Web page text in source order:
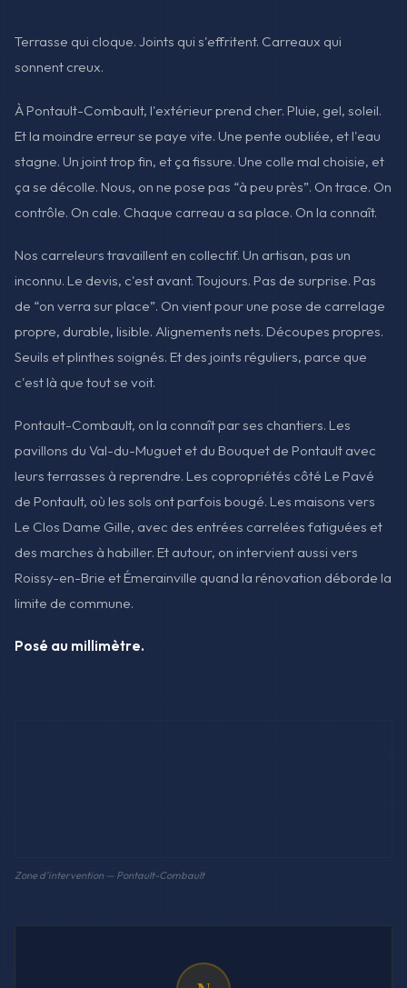
Terrasse qui cloque. Joints qui s'effritent. Carreaux qui
sonnent creux.
À Pontault-Combault, l'extérieur prend cher. Pluie, gel, soleil.
Et la moindre erreur se paye vite. Une pente oubliée, et l'eau
stagne. Un joint trop fin, et ça fissure. Une colle mal choisie, et
ça se décolle. Nous, on ne pose pas “à peu près”. On trace. On
contrôle. On cale. Chaque carreau a sa place. On la connaît.
Nos carreleurs travaillent en collectif. Un artisan, pas un
inconnu. Le devis, c'est avant. Toujours. Pas de surprise. Pas
de “on verra sur place”. On vient pour une pose de carrelage
propre, durable, lisible. Alignements nets. Découpes propres.
Seuils et plinthes soignés. Et des joints réguliers, parce que
c'est là que tout se voit.
Pontault-Combault, on la connaît par ses chantiers. Les
pavillons du Val-du-Muguet et du Bouquet de Pontault avec
leurs terrasses à reprendre. Les copropriétés côté Le Pavé
de Pontault, où les sols ont parfois bougé. Les maisons vers
Le Clos Dame Gille, avec des entrées carrelées fatiguées et
des marches à habiller. Et autour, on intervient aussi vers
Roissy-en-Brie et Émerainville quand la rénovation déborde la
limite de commune.
Posé au millimètre.
Zone d'intervention — Pontault-Combault